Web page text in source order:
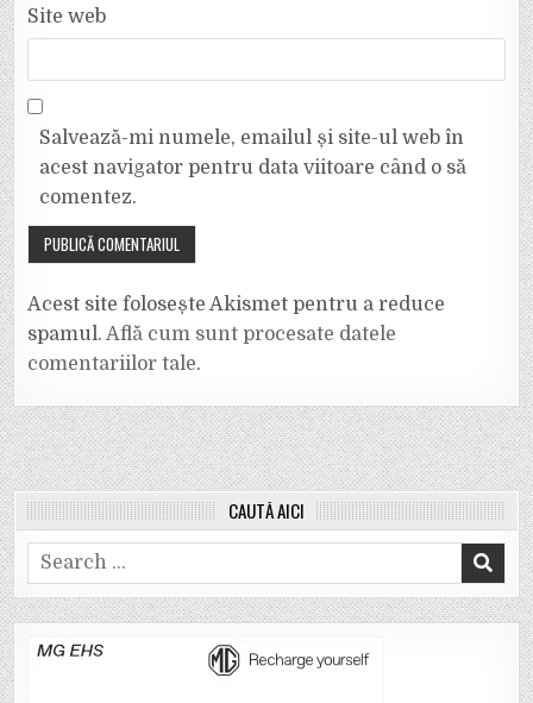
Site web
Salvează-mi numele, emailul și site-ul web în
acest navigator pentru data viitoare când o să
comentez.
Acest site folosește Akismet pentru a reduce
spamul.Află cum sunt procesate datele
comentariilor tale.
CAUTĂ AICI
Search
for: